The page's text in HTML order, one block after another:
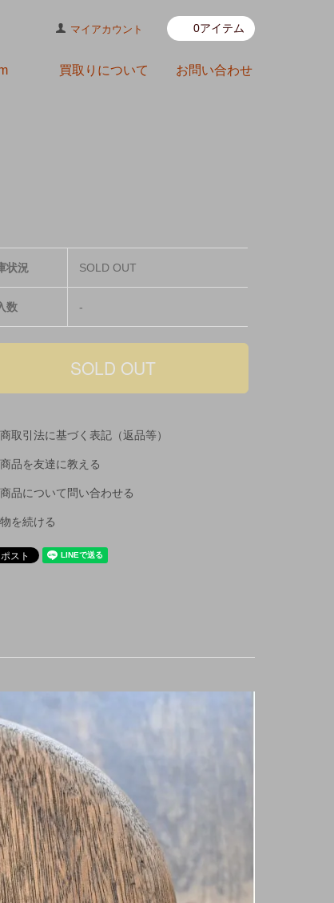
0アイテム
マイアカウント
買取りについて お問い合わせ
状況 SOLD OUT
数 -
取引法に基づく表記（返品等）
品を友達に教える
品について問い合わせる
を続ける